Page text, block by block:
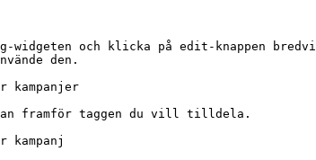
och klicka på edit-knappen
den.
framför taggen du vill tilldela.